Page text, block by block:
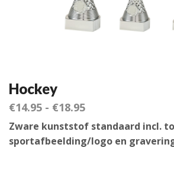
Hockey
€14.95 - €18.95
Zware kunststof standaard incl.
sportafbeelding/logo en